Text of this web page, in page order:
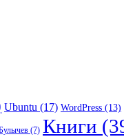
Ubuntu (17) WordPress (13)
(7) Книги